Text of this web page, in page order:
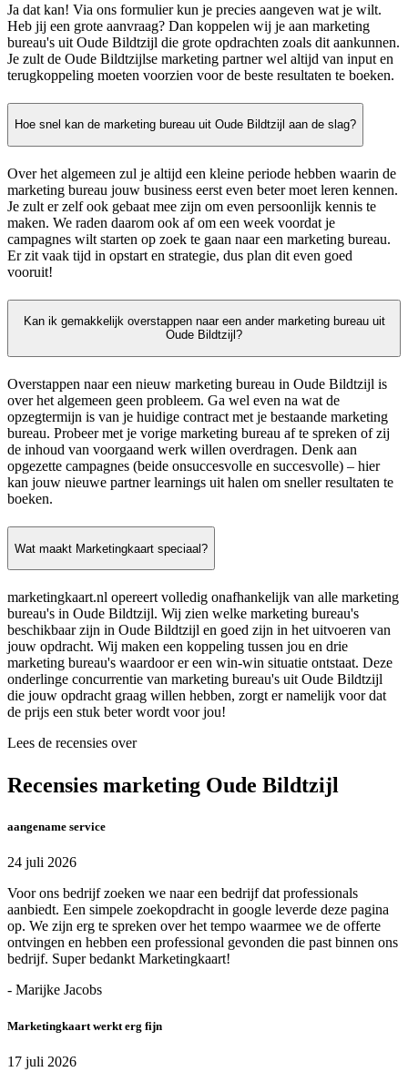
Ja dat kan! Via ons formulier kun je precies aangeven wat je wilt.
Heb jij een grote aanvraag? Dan koppelen wij je aan marketing
bureau's uit Oude Bildtzijl die grote opdrachten zoals dit aankunnen.
Je zult de Oude Bildtzijlse marketing partner wel altijd van input en
terugkoppeling moeten voorzien voor de beste resultaten te boeken.
Hoe snel kan de marketing bureau uit Oude Bildtzijl aan de slag?
Over het algemeen zul je altijd een kleine periode hebben waarin de
marketing bureau jouw business eerst even beter moet leren kennen.
Je zult er zelf ook gebaat mee zijn om even persoonlijk kennis te
maken. We raden daarom ook af om een week voordat je
campagnes wilt starten op zoek te gaan naar een marketing bureau.
Er zit vaak tijd in opstart en strategie, dus plan dit even goed
vooruit!
Kan ik gemakkelijk overstappen naar een ander marketing bureau uit
Oude Bildtzijl?
Overstappen naar een nieuw marketing bureau in Oude Bildtzijl is
over het algemeen geen probleem. Ga wel even na wat de
opzegtermijn is van je huidige contract met je bestaande marketing
bureau. Probeer met je vorige marketing bureau af te spreken of zij
de inhoud van voorgaand werk willen overdragen. Denk aan
opgezette campagnes (beide onsuccesvolle en succesvolle) – hier
kan jouw nieuwe partner learnings uit halen om sneller resultaten te
boeken.
Wat maakt Marketingkaart speciaal?
marketingkaart.nl opereert volledig onafhankelijk van alle marketing
bureau's in Oude Bildtzijl. Wij zien welke marketing bureau's
beschikbaar zijn in Oude Bildtzijl en goed zijn in het uitvoeren van
jouw opdracht. Wij maken een koppeling tussen jou en drie
marketing bureau's waardoor er een win-win situatie ontstaat. Deze
onderlinge concurrentie van marketing bureau's uit Oude Bildtzijl
die jouw opdracht graag willen hebben, zorgt er namelijk voor dat
de prijs een stuk beter wordt voor jou!
Lees de recensies over
Recensies marketing Oude Bildtzijl
aangename service
24 juli 2026
Voor ons bedrijf zoeken we naar een bedrijf dat professionals
aanbiedt. Een simpele zoekopdracht in google leverde deze pagina
op. We zijn erg te spreken over het tempo waarmee we de offerte
ontvingen en hebben een professional gevonden die past binnen ons
bedrijf. Super bedankt Marketingkaart!
- Marijke Jacobs
Marketingkaart werkt erg fijn
17 juli 2026